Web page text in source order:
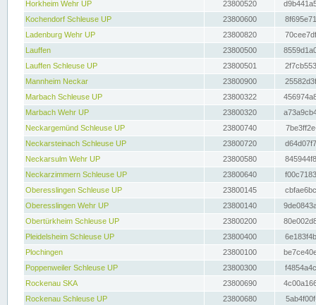
Horkheim Wehr UP
23800520
Kochendorf Schleuse UP
23800600
Ladenburg Wehr UP
23800820
Lauffen
23800500
Lauffen Schleuse UP
23800501
Mannheim Neckar
23800900
Marbach Schleuse UP
23800322
Marbach Wehr UP
23800320
Neckargemünd Schleuse UP
23800740
Neckarsteinach Schleuse UP
23800720
Neckarsulm Wehr UP
23800580
Neckarzimmern Schleuse UP
23800640
Oberesslingen Schleuse UP
23800145
Oberesslingen Wehr UP
23800140
Obertürkheim Schleuse UP
23800200
Pleidelsheim Schleuse UP
23800400
Plochingen
23800100
Poppenweiler Schleuse UP
23800300
Rockenau SKA
23800690
Rockenau Schleuse UP
23800680